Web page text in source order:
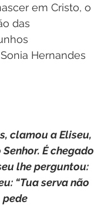
em Cristo, o
das
Hernandes
clamou a Eliseu,
É chegado
lhe perguntou:
“Tua serva não
pede